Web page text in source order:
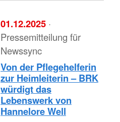
01.12.2025 ·
Pressemitteilung für
Newssync
Von der Pflegehelferin
zur Heimleiterin – BRK
würdigt das
Lebenswerk von
Hannelore Well